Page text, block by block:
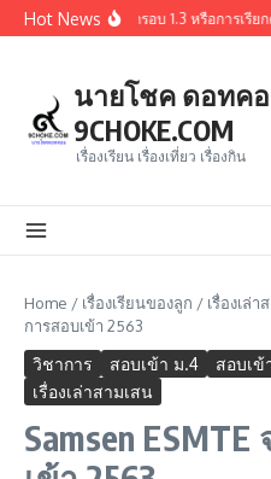
Skip to content
Hot News
สรุปผู้ผ่านการคัดเลือกรอบ 1.3 หรือการเรี
นายโชค ดอทค
9CHOKE.COM
เรื่องเรียน เรื่องเที่ยว เรื่องกิน
Home / เรื่องเรียนของลูก / เรื่องเล่า
การสอบเข้า 2563
วิชาการ สอบเข้า ม.4 สอบเข้
เรื่องเล่าสามเสน
Samsen